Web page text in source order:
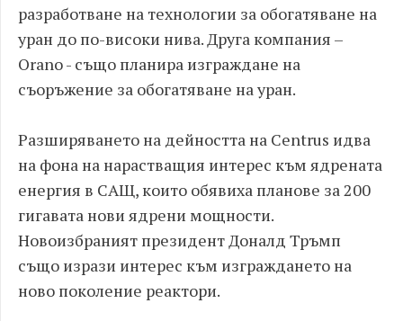
разработване на технологии за обогатяване на
уран до по-високи нива. Друга компания –
Orano - също планира изграждане на
съоръжение за обогатяване на уран.
Разширяването на дейността на Centrus идва
на фона на нарастващия интерес към ядрената
енергия в САЩ, които обявиха планове за 200
гигавата нови ядрени мощности.
Новоизбраният президент Доналд Тръмп
също изрази интерес към изграждането на
ново поколение реактори.